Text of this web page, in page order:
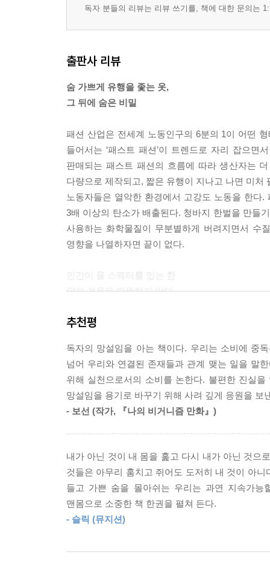
독자 분들의 리뷰는 리뷰 쓰기를, 책에 대한 문의는
출판사 리뷰
숨 가쁘게 유행을 좇는 옷,
그 뒤에 숨은 비밀
패션 산업은 전세계 노동인구의 6분의 1이 어떤
들어서는 ‘패스트 패션’이 트렌드로 자리 잡으면
판매되는 패스트 패션의 흐름에 따라 생산자는
다량으로 제작되고, 짧은 유행이 지나고 나면 미
노동자들은 열악한 환경에서 고강도 노동을 한다
3배 이상의 탄소가 배출된다. 청바지 한벌을 만들
사용하는 화학물질이 무분별하게 버려지면서 수
영향을 나열하자면 끝이 없다.
양의 겨울은 따뜻하지 않다
박진영과 신하나는 지속가능한 패션을 이야기할
그리고 깃털 등 동물성 소재로 만든 제품들은
동물학대, 그리고 환경파괴와 떼놓을 수 없다. 두
사용하지 않기로 결심한 뒤 현실적인 어려움과
과정도 같이 들려준다. 옷과 액세서리가 만들어
소재가 아니라 살아 있는 동물이었다는 점을 생
작은 실천이 모여 만드는 커다란 변화
지속가능성을 염두에 두고 생산과 소비를 고민
‘우리가 동물성 소재를 지양한다고 무언가 달라
완벽하게 무해한 삶을 살 수는 없지만 이러한
추천평
독자의 망설임을 아는 책이다. 우리는 소비에 중
넘어 우리와 연결된 존재들과 관계 맺는 일을 말
위해 실천으로서의 소비를 논한다. 불편한 진실
망설임을 용기로 바꾸기 위해 사려 깊게 응원을
- 보선 (작가, 『나의 비거니즘 만화』)
내가 아닌 것이 내 몸을 훑고 다시 내가 아닌 것으
것들은 아무리 훔치고 쥐어도 도저히 내 것이 아
들고 가쁜 숨을 몰아쉬는 우리는 과연 지속가능
맨몸으로 소중한 책 한권을 펼쳐 든다.
- 슬릭 (뮤지션)